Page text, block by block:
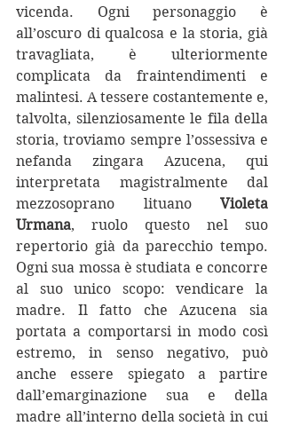
vicenda. Ogni personaggio è
all’oscuro di qualcosa e la storia, già
travagliata, è ulteriormente
complicata da fraintendimenti e
malintesi. A tessere costantemente e,
talvolta, silenziosamente le fila della
storia, troviamo sempre l’ossessiva e
nefanda zingara Azucena, qui
interpretata magistralmente dal
mezzosoprano lituano Violeta
Urmana, ruolo questo nel suo
repertorio già da parecchio tempo.
Ogni sua mossa è studiata e concorre
al suo unico scopo: vendicare la
madre. Il fatto che Azucena sia
portata a comportarsi in modo così
estremo, in senso negativo, può
anche essere spiegato a partire
dall’emarginazione sua e della
madre all’interno della società in cui